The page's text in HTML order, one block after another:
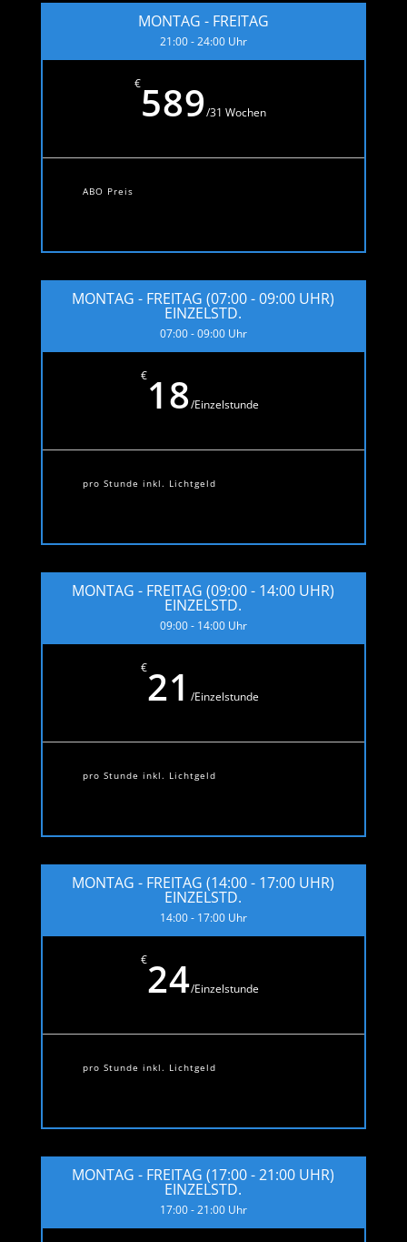
MONTAG - FREITAG
21:00 - 24:00 Uhr
€589/31 Wochen
ABO Preis
MONTAG - FREITAG (07:00 - 09:00 UHR)
EINZELSTD.
07:00 - 09:00 Uhr
€18/Einzelstunde
pro Stunde inkl. Lichtgeld
MONTAG - FREITAG (09:00 - 14:00 UHR)
EINZELSTD.
09:00 - 14:00 Uhr
€21/Einzelstunde
pro Stunde inkl. Lichtgeld
MONTAG - FREITAG (14:00 - 17:00 UHR)
EINZELSTD.
14:00 - 17:00 Uhr
€24/Einzelstunde
pro Stunde inkl. Lichtgeld
MONTAG - FREITAG (17:00 - 21:00 UHR)
EINZELSTD.
17:00 - 21:00 Uhr